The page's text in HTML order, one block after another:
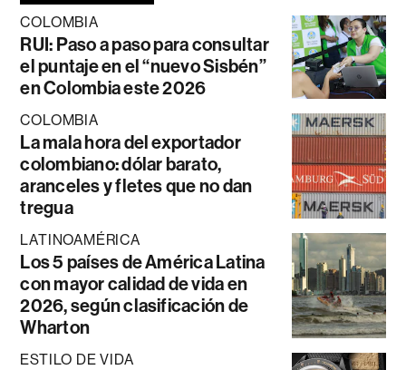
COLOMBIA
RUI: Paso a paso para consultar
el puntaje en el “nuevo Sisbén”
en Colombia este 2026
COLOMBIA
La mala hora del exportador
colombiano: dólar barato,
aranceles y fletes que no dan
tregua
LATINOAMÉRICA
Los 5 países de América Latina
con mayor calidad de vida en
2026, según clasificación de
Wharton
ESTILO DE VIDA